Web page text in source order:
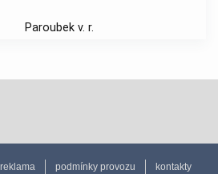
Paroubek v. r.
reklama podmínky provozu
kontakty